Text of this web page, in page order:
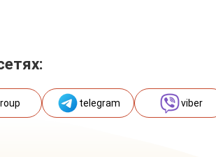
telegram viber